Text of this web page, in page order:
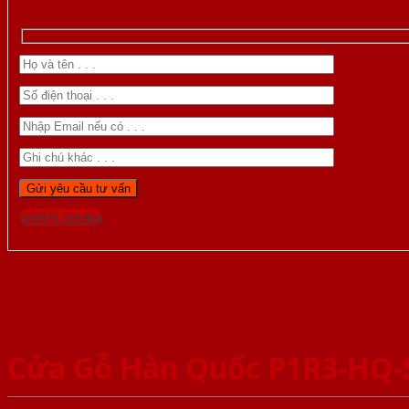
Gọi 0976.169.864
Cửa Gỗ Hàn Quốc P1R3-HQ-